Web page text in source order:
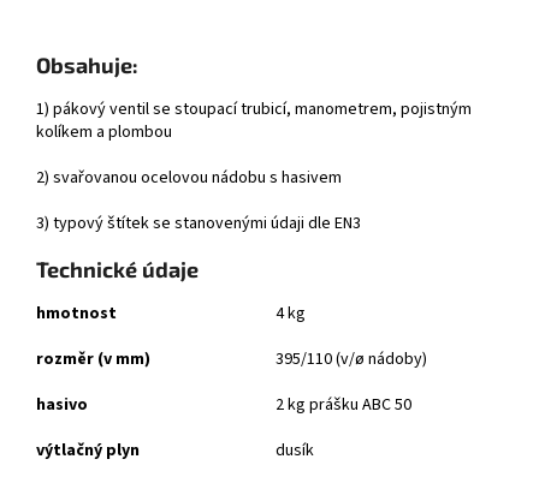
Obsahuje:
1) pákový ventil se stoupací trubicí, manometrem, pojistným
kolíkem a plombou
2) svařovanou ocelovou nádobu s hasivem
3) typový štítek se stanovenými údaji dle EN3
Technické údaje
hmotnost
4 kg
rozměr (v mm)
395/110 (v/ø nádoby)
hasivo
2 kg prášku ABC 50
výtlačný plyn
dusík